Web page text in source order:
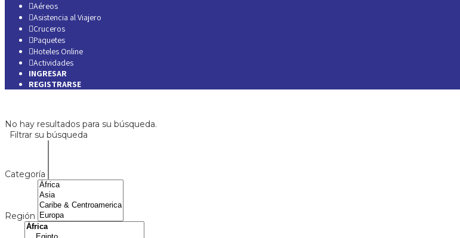
Aéreos
Asistencia al Viajero
Cruceros
Paquetes
Hoteles Online
Actividades
INGRESAR
REGISTRARSE
No hay resultados para su búsqueda.
Filtrar su búsqueda
Categoría
Región